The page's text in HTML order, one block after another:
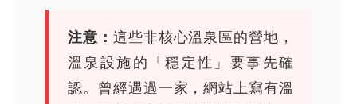
注意： 這些非核心溫泉區的營地，
溫泉設施的「穩定性」要事先確
認。曾經遇過一家，網站上寫有溫